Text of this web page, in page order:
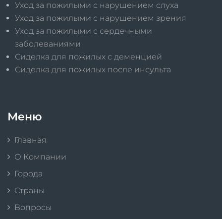
Уход за пожилыми с нарушением слуха
Уход за пожилыми с нарушением зрения
Уход за пожилыми с сердечными
заболеваниями
Сиделка для пожилых с деменцией
Сиделка для пожилых после инсульта
Меню
Главная
О Компании
Города
Страны
Вопросы